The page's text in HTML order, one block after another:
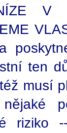
V
ten
musí
riziko